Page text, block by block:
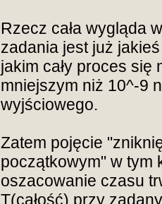
Rzecz cała wygląda
zadania jest już
jakim cały proces
mniejszym niż 10^-9
wyjściowego.
Zatem pojęcie
początkowym" w tym
oszacowanie czasu
T(całość) przy